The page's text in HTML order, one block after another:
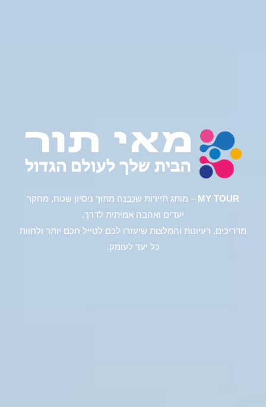
MY TOUR – מותג תיירות שנבנה מתוך ניסיון שטח, מחקר
יעדים ואהבה אמיתית לדרך.
מדריכים, רעיונות והמלצות שיעזרו לכם לטייל חכם יותר ולחוות
כל יעד לעומק.